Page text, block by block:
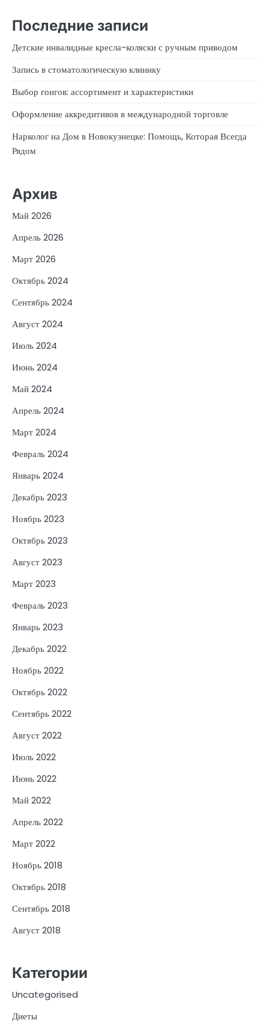
Последние записи
Детские инвалидные кресла-коляски с ручным приводом
Запись в стоматологическую клинику
Выбор гонгов: ассортимент и характеристики
Оформление аккредитивов в международной торговле
Нарколог на Дом в Новокузнецке: Помощь, Которая Всегда
Рядом
Архив
Май 2026
Апрель 2026
Март 2026
Октябрь 2024
Сентябрь 2024
Август 2024
Июль 2024
Июнь 2024
Май 2024
Апрель 2024
Март 2024
Февраль 2024
Январь 2024
Декабрь 2023
Ноябрь 2023
Октябрь 2023
Август 2023
Март 2023
Февраль 2023
Январь 2023
Декабрь 2022
Ноябрь 2022
Октябрь 2022
Сентябрь 2022
Август 2022
Июль 2022
Июнь 2022
Май 2022
Апрель 2022
Март 2022
Ноябрь 2018
Октябрь 2018
Сентябрь 2018
Август 2018
Категории
Uncategorised
Диеты